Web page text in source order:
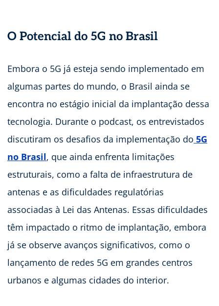
O Potencial do 5G no Brasil
Embora o 5G já esteja sendo implementado em
algumas partes do mundo, o Brasil ainda se
encontra no estágio inicial da implantação dessa
tecnologia. Durante o podcast, os entrevistados
discutiram os desafios da implementação do 5G
no Brasil, que ainda enfrenta limitações
estruturais, como a falta de infraestrutura de
antenas e as dificuldades regulatórias
associadas à Lei das Antenas. Essas dificuldades
têm impactado o ritmo de implantação, embora
já se observe avanços significativos, como o
lançamento de redes 5G em grandes centros
urbanos e algumas cidades do interior.